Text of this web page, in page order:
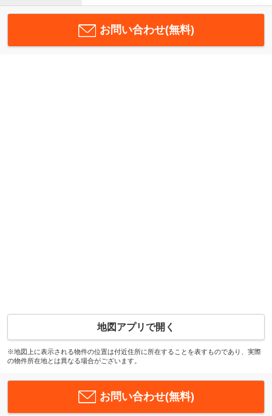
お問い合わせ(無料)
地図アプリで開く
※地図上に表示される物件の位置は付近住所に所在することを表すものであり、実際
の物件所在地とは異なる場合がございます。
お問い合わせ(無料)